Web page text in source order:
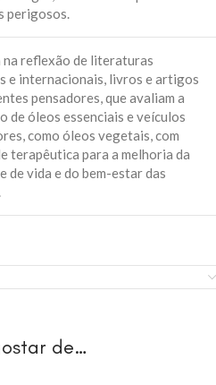
perigosos.
na reflexão de literaturas
e internacionais, livros e artigos
pensadores, que avaliam a
de óleos essenciais e veículos
como óleos vegetais, com
terapêutica para a melhoria da
de vida e do bem-estar das
de…